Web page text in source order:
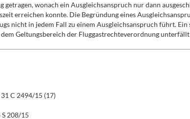
wonach ein Ausgleichsanspruch nur dann
erreichen konnte. Die Begründung eines
nicht in jedem Fall zu einem Ausgleichsanspruch führt.
Geltungsbereich der Fluggastrechteverordnung
C 2494/15 (17)
208/15